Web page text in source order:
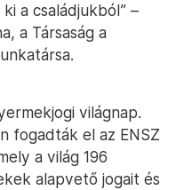
a családjukból” –
a Társaság a
világnap.
fogadták el az ENSZ
a világ 196
alapvető jogait és